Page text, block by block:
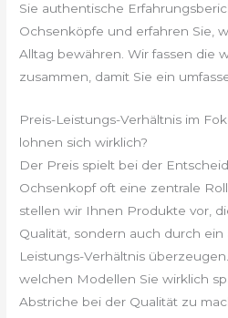
Sie authentische
Ochsenköpfe und erfahren Sie,
Alltag bewähren. Wir fassen die
zusammen, damit Sie ein
Preis-Leistungs-Verhältnis im
lohnen sich wirklich?
Der Preis spielt bei der
Ochsenkopf oft eine zentrale
stellen wir Ihnen Produkte vor,
Qualität, sondern auch durch ein
Leistungs-Verhältnis
welchen Modellen Sie wirklich
Abstriche bei der Qualität zu